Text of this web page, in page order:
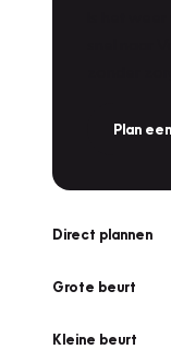
Plan
Direct plannen
Grote beurt
Kleine beurt